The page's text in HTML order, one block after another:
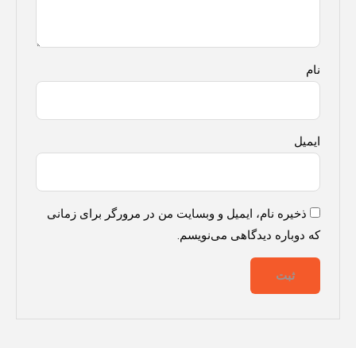
نام
ایمیل
ذخیره نام، ایمیل و وبسایت من در مرورگر برای زمانی
که دوباره دیدگاهی می‌نویسم.